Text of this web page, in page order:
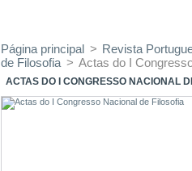
Página principal > Revista
de Filosofia > Actas do I
ACTAS DO I CONGRESSO NACIONAL